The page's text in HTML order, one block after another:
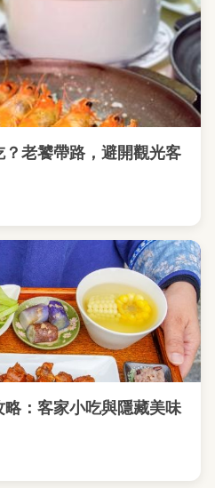
老饕帶路，避開觀光客
：客家小吃與隱藏美味